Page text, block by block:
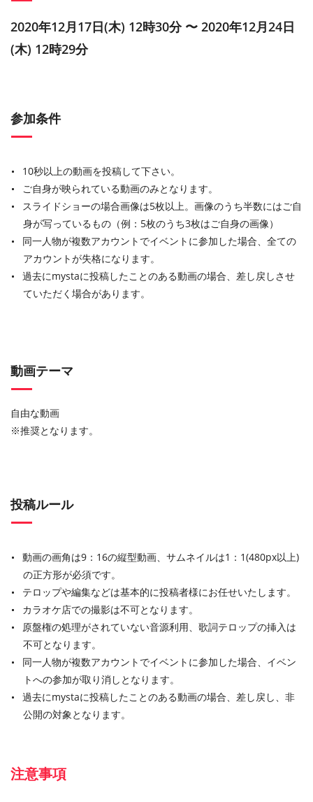
2020年12月17日(木) 12時30分 〜 2020年12月24日
(木) 12時29分
参加条件
10秒以上の動画を投稿して下さい。
ご自身が映られている動画のみとなります。
スライドショーの場合画像は5枚以上。画像のうち半数にはご自
身が写っているもの（例：5枚のうち3枚はご自身の画像）
同一人物が複数アカウントでイベントに参加した場合、全ての
アカウントが失格になります。
過去にmystaに投稿したことのある動画の場合、差し戻しさせ
ていただく場合があります。
動画テーマ
自由な動画
※推奨となります。
投稿ルール
動画の画角は9：16の縦型動画、サムネイルは1：1(480px以上)
の正方形が必須です。
テロップや編集などは基本的に投稿者様にお任せいたします。
カラオケ店での撮影は不可となります。
原盤権の処理がされていない音源利用、歌詞テロップの挿入は
不可となります。
同一人物が複数アカウントでイベントに参加した場合、イベン
トへの参加が取り消しとなります。
過去にmystaに投稿したことのある動画の場合、差し戻し、非
公開の対象となります。
注意事項